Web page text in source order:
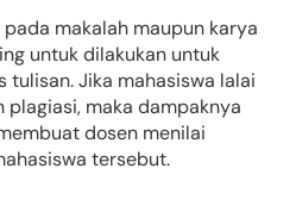
makalah maupun karya
untuk dilakukan untuk
tulisan. Jika mahasiswa lalai
plagiasi, maka dampaknya
dosen menilai
tersebut.